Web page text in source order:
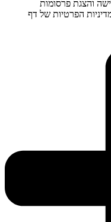
והצגת פרסומות
הפרטיות של דף